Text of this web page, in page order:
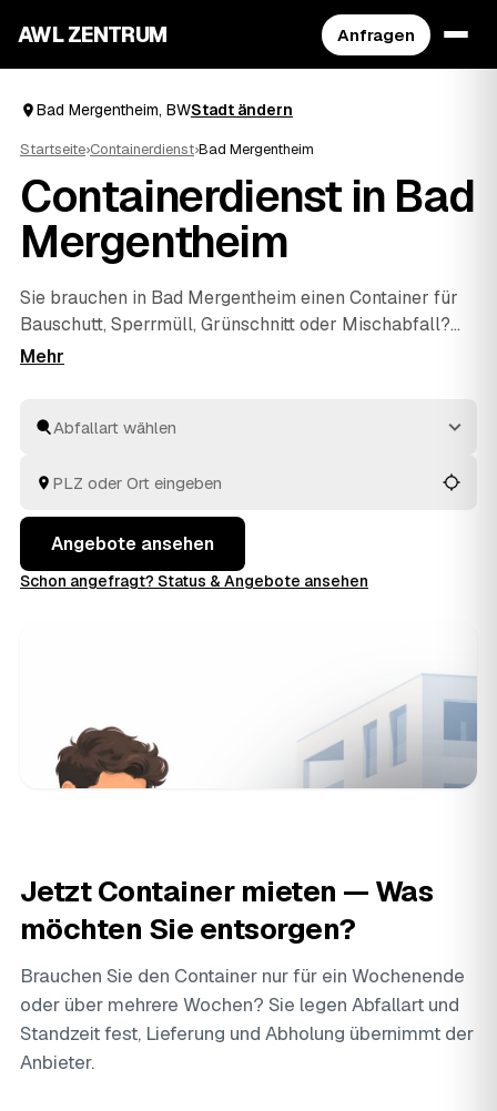
AWL ZENTRUM Anfragen
Bad Mergentheim, BWStadt ändern
Startseite›Containerdienst›Bad Mergentheim
Containerdienst in Bad
Mergentheim
Sie brauchen in Bad Mergentheim einen Container für
Bauschutt, Sperrmüll, Grünschnitt oder Mischabfall?
Beschreiben Sie in wenigen Klicks, was weg soll, und
einmal raus und bekommen mehrere Festpreis-
finden Sie in Bad Mergentheim und
passt.Angebote ansehen
Schon angefragt? Status & Angebote ansehen
Jetzt Container mieten — Was
möchten Sie entsorgen?
Brauchen Sie den Container nur für ein Wochenende
oder über mehrere Wochen? Sie legen Abfallart und
Standzeit fest, Lieferung und Abholung übernimmt der
Anbieter.